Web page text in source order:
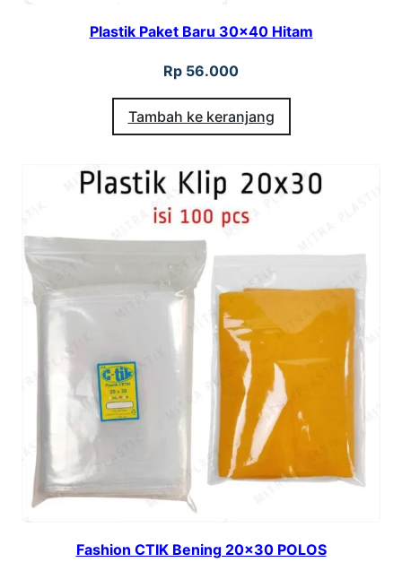
Plastik Paket Baru 30×40 Hitam
Rp 56.000
Tambah ke keranjang
Fashion CTIK Bening 20×30 POLOS